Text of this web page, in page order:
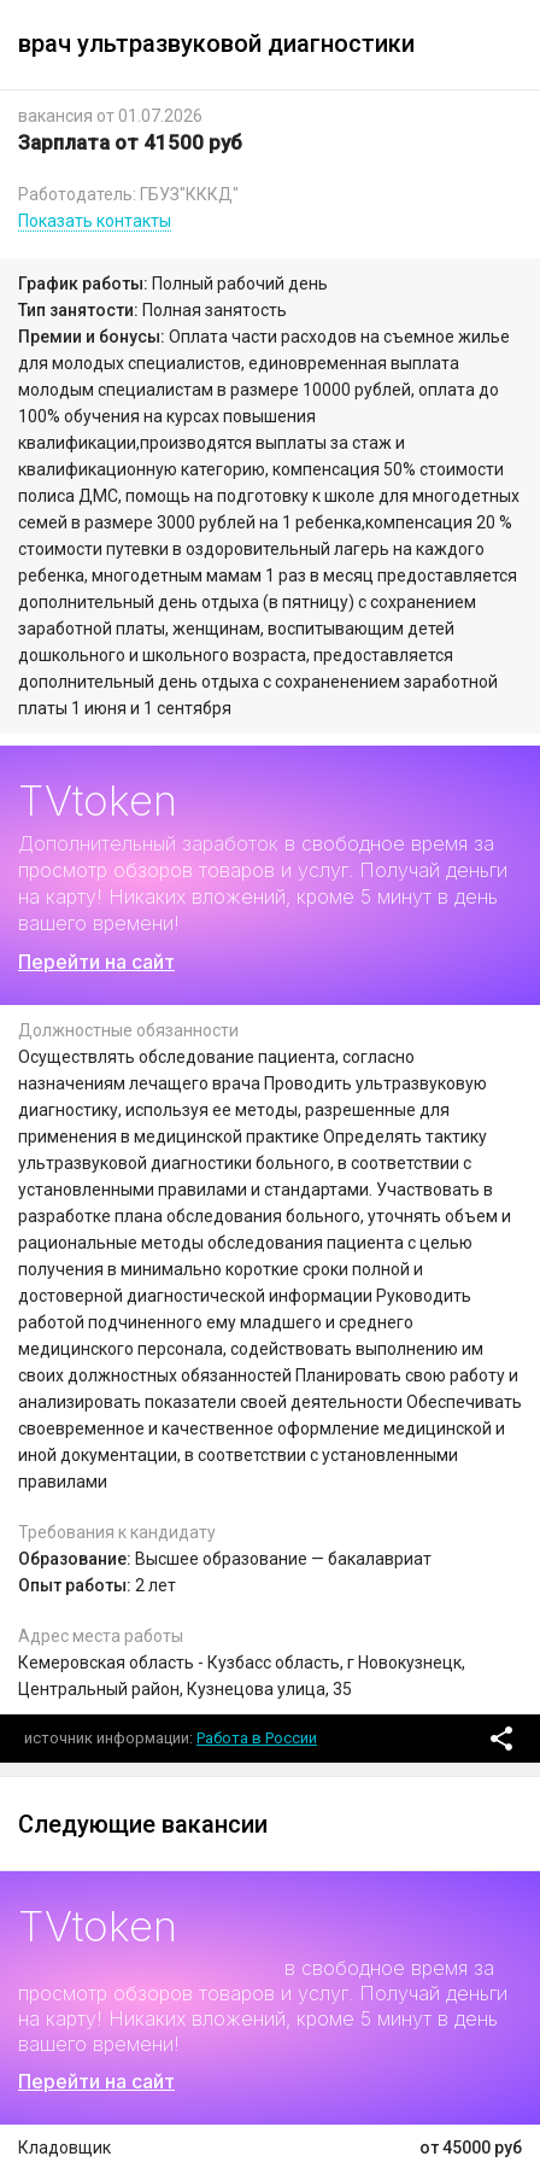
врач ультразвуковой диагностики
вакансия от 01.07.2026
Зарплата от 41500 руб
Работодатель: ГБУЗ"КККД"
Показать контакты
График работы: Полный рабочий день
Тип занятости: Полная занятость
Премии и бонусы: Оплата части расходов на съемное жилье
для молодых специалистов, единовременная выплата
молодым специалистам в размере 10000 рублей, оплата до
100% обучения на курсах повышения
квалификации,производятся выплаты за стаж и
квалификационную категорию, компенсация 50% стоимости
полиса ДМС, помощь на подготовку к школе для многодетных
семей в размере 3000 рублей на 1 ребенка,компенсация 20 %
стоимости путевки в оздоровительный лагерь на каждого
ребенка, многодетным мамам 1 раз в месяц предоставляется
дополнительный день отдыха (в пятницу) с сохранением
заработной платы, женщинам, воспитывающим детей
дошкольного и школьного возраста, предоставляется
дополнительный день отдыха с сохраненением заработной
платы 1 июня и 1 сентября
TVtoken
Дополнительный заработок в свободное время за
просмотр обзоров товаров и услуг. Получай деньги
на карту! Никаких вложений, кроме 5 минут в день
вашего времени!
Перейти на сайт
Должностные обязанности
Осуществлять обследование пациента, согласно
назначениям лечащего врача Проводить ультразвуковую
диагностику, используя ее методы, разрешенные для
применения в медицинской практике Определять тактику
ультразвуковой диагностики больного, в соответствии с
установленными правилами и стандартами. Участвовать в
разработке плана обследования больного, уточнять объем и
рациональные методы обследования пациента с целью
получения в минимально короткие сроки полной и
достоверной диагностической информации Руководить
работой подчиненного ему младшего и среднего
медицинского персонала, содействовать выполнению им
своих должностных обязанностей Планировать свою работу и
анализировать показатели своей деятельности Обеспечивать
своевременное и качественное оформление медицинской и
иной документации, в соответствии с установленными
правилами
Требования к кандидату
Образование: Высшее образование — бакалавриат
Опыт работы: 2 лет
Адрес места работы
Кемеровская область - Кузбасс область, г Новокузнецк,
Центральный район, Кузнецова улица, 35
источник информации Работа в России
Следующие вакансии
TVtoken
в свободное время за
просмотр обзоров товаров и услуг. Получай деньги
на карту! Никаких вложений, кроме 5 минут в день
вашего времени!
Перейти на сайт
от 45000 руб
Кладовщик